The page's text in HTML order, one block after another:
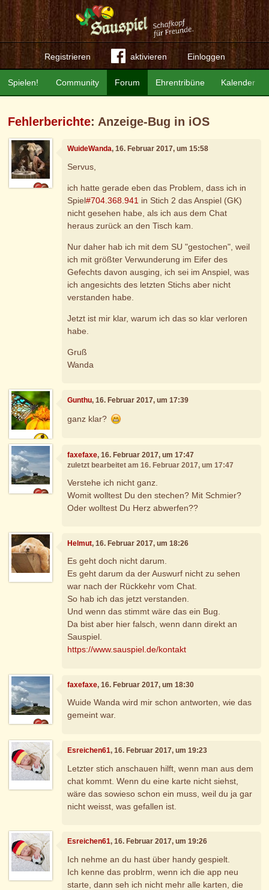
Registrieren aktivieren Einloggen
Community Forum Ehrentribüne Kalender
Spielen!
Fehlerberichte: Anzeige-Bug in iOS
WuideWanda, 16. Februar 2017, um 15:58
Servus,
ich hatte gerade eben das Problem, dass ich in
Spiel#704.368.941 in Stich 2 das Anspiel (GK)
nicht gesehen habe, als ich aus dem Chat
heraus zurück an den Tisch kam.
Nur daher hab ich mit dem SU "gestochen", weil
ich mit größter Verwunderung im Eifer des
Gefechts davon ausging, ich sei im Anspiel, was
ich angesichts des letzten Stichs aber nicht
verstanden habe.
Jetzt ist mir klar, warum ich das so klar verloren
habe.
Gruß
Wanda
Gunthu, 16. Februar 2017, um 17:39
ganz klar?
faxefaxe, 16. Februar 2017, um 17:47
zuletzt bearbeitet am 16. Februar 2017, um 17:47
Verstehe ich nicht ganz.
Womit wolltest Du den stechen? Mit Schmier?
Oder wolltest Du Herz abwerfen??
Helmut, 16. Februar 2017, um 18:26
Es geht doch nicht darum.
Es geht darum da der Auswurf nicht zu sehen
war nach der Rückkehr vom Chat.
So hab ich das jetzt verstanden.
Und wenn das stimmt wäre das ein Bug.
Da bist aber hier falsch, wenn dann direkt an
Sauspiel.
https://www.sauspiel.de/kontakt
faxefaxe, 16. Februar 2017, um 18:30
Wuide Wanda wird mir schon antworten, wie das
gemeint war.
Esreichen61, 16. Februar 2017, um 19:23
Letzter stich anschauen hilft, wenn man aus dem
chat kommt. Wenn du eine karte nicht siehst,
wäre das sowieso schon ein muss, weil du ja gar
nicht weisst, was gefallen ist.
Esreichen61, 16. Februar 2017, um 19:26
Ich nehme an du hast über handy gespielt.
Ich kenne das problrm, wenn ich die app neu
starte, dann seh ich nicht mehr alle karten, die